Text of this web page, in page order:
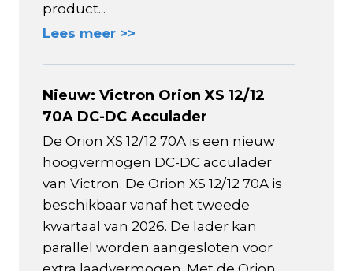
product...
Lees meer >>
Nieuw: Victron Orion XS 12/12
70A DC-DC Acculader
De Orion XS 12/12 70A is een nieuw
hoogvermogen DC-DC acculader
van Victron. De Orion XS 12/12 70A is
beschikbaar vanaf het tweede
kwartaal van 2026. De lader kan
parallel worden aangesloten voor